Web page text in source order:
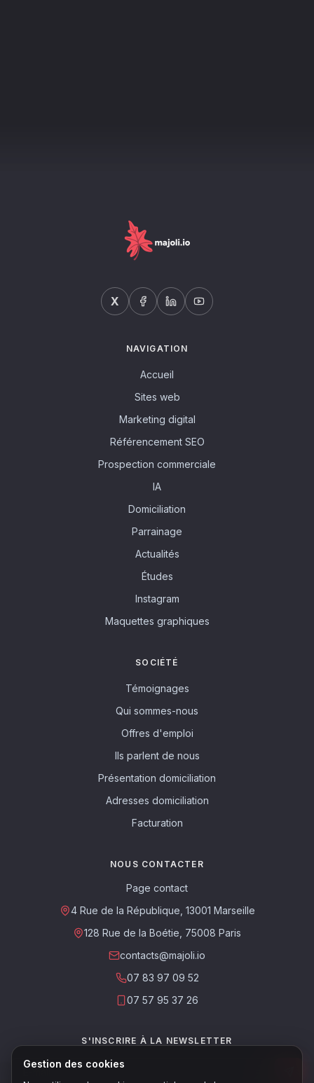
Gestion des cookies
X
NAVIGATION
Accueil
Sites web
Marketing digital
Référencement SEO
Prospection commerciale
IA
Domiciliation
Parrainage
Actualités
Études
Instagram
Maquettes graphiques
SOCIÉTÉ
Témoignages
Qui sommes-nous
Offres d'emploi
Ils parlent de nous
Présentation domiciliation
Adresses domiciliation
Facturation
NOUS CONTACTER
Page contact
4 Rue de la République, 13001 Marseille
128 Rue de la Boétie, 75008 Paris
contacts@majoli.io
07 83 97 09 52
07 57 95 37 26
S'INSCRIRE À LA NEWSLETTER